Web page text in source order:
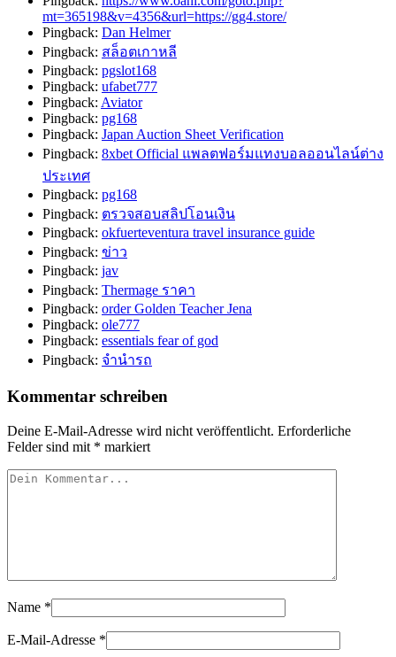
mt=365198&v=4356&url=https://gg4.store/
Pingback: Dan Helmer
Pingback: สล็อตเกาหลี
Pingback: pgslot168
Pingback: ufabet777
Pingback: Aviator
Pingback: pg168
Pingback: Japan Auction Sheet Verification
Pingback: 8xbet Official แพลตฟอร์มแทงบอลออนไลน์ต่าง
ประเทศ
Pingback: pg168
Pingback: ตรวจสอบสลิปโอนเงิน
Pingback: okfuerteventura travel insurance guide
Pingback: ข่าว
Pingback: jav
Pingback: Thermage ราคา
Pingback: order Golden Teacher Jena
Pingback: ole777
Pingback: essentials fear of god
Pingback: จำนำรถ
Kommentar schreiben
Deine E-Mail-Adresse wird nicht veröffentlicht. Erforderliche
Felder sind mit * markiert
Name *
E-Mail-Adresse *